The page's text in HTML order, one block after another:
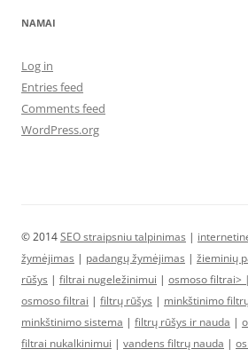
NAMAI
Log in
Entries feed
Comments feed
WordPress.org
© 2014SEO straipsniu talpinimas |
žymėjimas | padangų žymėjimas | žieminių
rūšys | filtrai nugeležinimui | osmoso filtrai> |
osmoso filtrai | filtrų rūšys | minkštinimo
minkštinimo sistema | filtrų rūšys ir nauda |
filtrai nukalkinimui | vandens filtrų nauda |